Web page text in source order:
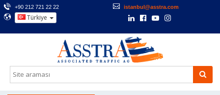
+90 212 721 22 22 istanbul@asstra.com
Türkiye